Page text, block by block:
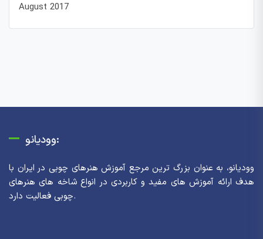
August 2017
وودیانو:
وودیانو، به عنوان بزرگ ترین مرجع آموزش هنرهای چوبی در ایران با
هدف ارائه آموزش های مفید و کاربردی در انواع شاخه های هنرهای
چوبی فعالیت دارد.